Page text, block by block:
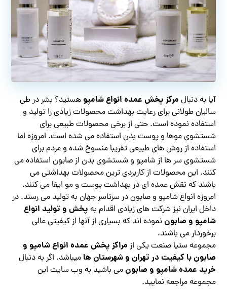
آیا به دنبال مرکز پخش عمده انواع شامپو هستید؟ بشر در طی
سالیان طولانی برای رعایت بهداشت محصولات زیادی را تولید و
استفاده نموده است. حتی از برخی محصولات طبیعی برای
شستشوی موها و پوست بدن استفاده می شده است. امروزه اما
استفاده از روش های طبیعی تقریبا منسوخ شده و مردم برای
شستشوی سر ها از شامپو و شستشوی بدن از صابون استفاده می
کنند. این محصولات از کاربردی ترین محصولات بهداشتی می
باشند که نقش عمده ای در بهداشت پوست و مو ایفا می کنند.
امروزه انواع شامپو و صابون در سرتاسر جهان به تولید می رسند. در
داخل ایران نیز شرکت‌ های زیادی اقدام به پخش و تولید انواع
شامپو و صابون نموده اند که بسیاری از آنها از کیفیتی عالی
برخوردار می باشند.
مجموعه ستیا صنعت یکی از مراکز پخش عمده انواع شامپو و
صابون با کیفیت در تهران و شهرستان ها میباشد. اگر به دنبال
خرید عمده شامپو و صابونمی باشید به وب سایت این
مجموعه مراجعه نمایید.